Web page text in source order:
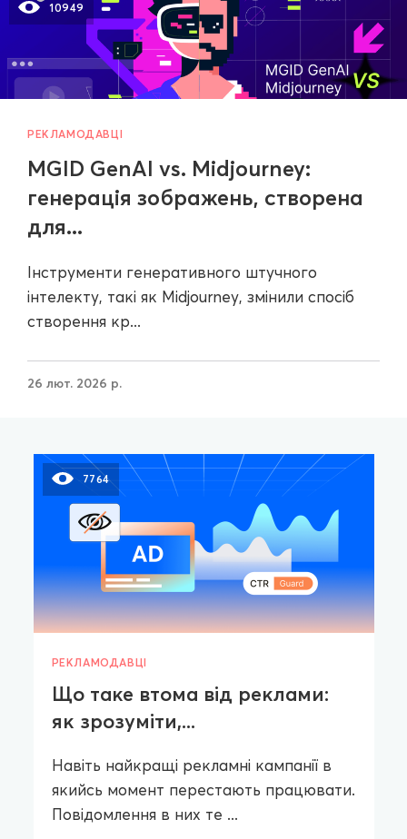
10949
РЕКЛАМОДАВЦІ
MGID GenAI vs. Midjourney:
генерація зображень, створена
для...
Інструменти генеративного штучного
інтелекту, такі як Midjourney, змінили спосіб
створення кр...
26 лют. 2026 р.
7764
РЕКЛАМОДАВЦІ
Що таке втома від реклами:
як зрозуміти,...
Навіть найкращі рекламні кампанії в
якийсь момент перестають працювати.
Повідомлення в них те ...